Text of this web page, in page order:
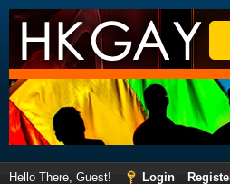
Hello There, Guest! Login